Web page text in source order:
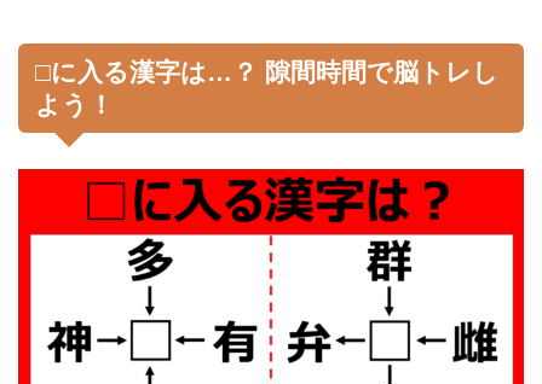
□に入る漢字は…？ 隙間時間で脳トレし
よう！